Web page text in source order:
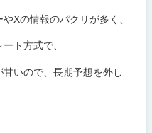
Xの情報のパクリが多く、
ト方式で、
いので、長期予想を外し